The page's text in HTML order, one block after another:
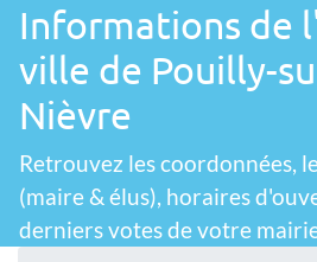
Informations de
ville de Pouilly-
Nièvre
Retrouvez les coordonnées,
(maire & élus), horaires
derniers votes de votre